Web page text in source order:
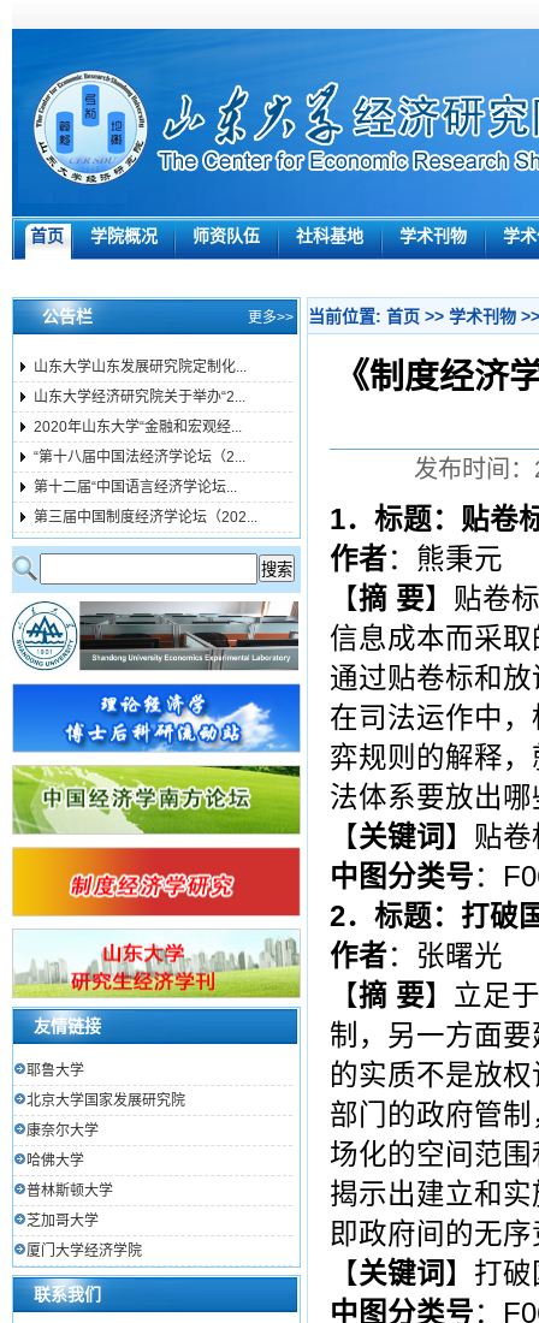
首页 学院概况 师资队伍 社科基地 学术刊物 学
公告栏 更多>>
山东大学山东发展研究院定制化...
山东大学经济研究院关于举办“2...
2020年山东大学“金融和宏观经...
“第十八届中国法经济学论坛（2...
第十二届“中国语言经济学论坛...
第三届中国制度经济学论坛（202...
友情链接
耶鲁大学
北京大学国家发展研究院
康奈尔大学
哈佛大学
普林斯顿大学
芝加哥大学
厦门大学经济学院
联系我们
当前位置: 首页 >> 学术刊物
《制度经济
发布时间
1．标题： 贴卷
作者：熊秉元
【摘 要】贴卷
信息成本而采
通过贴卷标和
在司法运作中
弈规则的解释
法体系要放出
【关键词 】贴
中图分类号：
2．标题：打破
作者：张曙光
【摘 要】立足
制，另一方面
的实质不是放
部门的政府管
场化的空间范
揭示出建立和
即政府间的无
【关键词 】打
中图分类号：